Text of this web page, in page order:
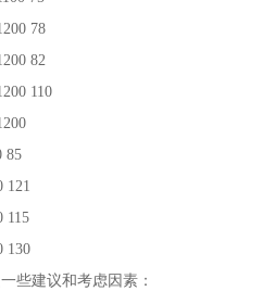
78
82
110
85
121
115
130
些建议和考虑因素：